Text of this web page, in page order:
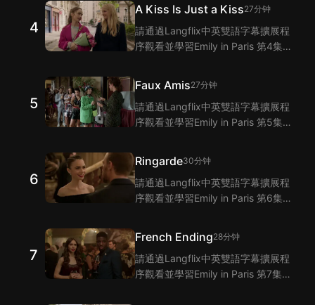
的翻譯。
4
A Kiss Is Just a Kiss27分钟
請通過Langflix中英雙語字幕擴展程
序觀看並學習Emily in Paris 第4集的
的翻譯。
5
Faux Amis27分钟
請通過Langflix中英雙語字幕擴展程
序觀看並學習Emily in Paris 第5集的
的翻譯。
6
Ringarde30分钟
請通過Langflix中英雙語字幕擴展程
序觀看並學習Emily in Paris 第6集的
的翻譯。
7
French Ending28分钟
請通過Langflix中英雙語字幕擴展程
序觀看並學習Emily in Paris 第7集的